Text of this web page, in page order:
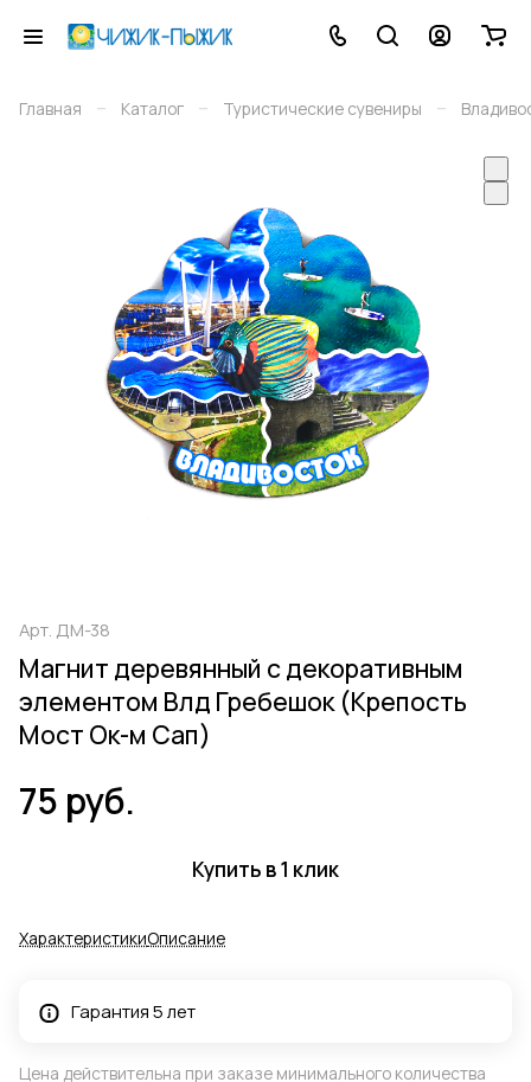
Главная – Каталог – Туристические сувениры –
Арт. ДМ-38
Магнит деревянный с декоративным
элементом Влд Гребешок (Крепость
Мост Ок-м Сап)
75 руб.
Купить в 1 клик
ХарактеристикиОписание
Гарантия 5 лет
Цена действительна при заказе минимального количества